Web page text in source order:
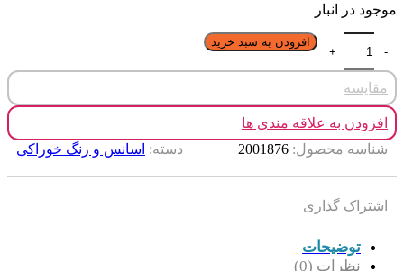
موجود در انبار
افزودن به سبد خرید
مقایسه
افزودن به علاقه مندی ها
شناسه محصول: 2001876 دسته: اسانس و رنگ خوراکی
اشتراک گذاری
توضیحات
نظرات (0)